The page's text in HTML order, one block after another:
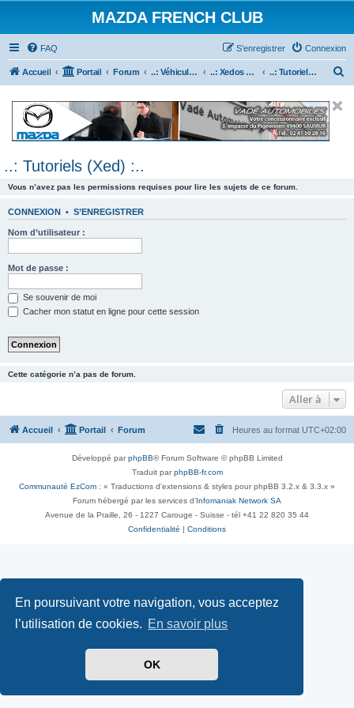
En poursuivant votre navigation, vous acceptez
l’utilisation de cookies. En savoir plus
OK
MAZDA FRENCH CLUB
FAQ Connexion
S’enregistrer
Accueil Portail Forum ..: Véhicules Mazda ancien (<2003) :.. ..: Xedos 6 & 9 :.. ..: Tutoriels (Xed) :..
e
..: Tutoriels (Xed) :..
Vous n’avez pas les permissions requises pour lire les sujets de ce forum.
CONNEXION • S’ENREGISTRER
Nom d’utilisateur :
Mot de passe :
Se souvenir de moi
Cacher mon statut en ligne pour cette session
Cette catégorie n’a pas de forum.
Aller à
Accueil Portail Forum Heures au format UTC+02:00
Développé parphpBB® Forum Software © phpBB Limited
Traduit parphpBB-fr.com
Communauté EzCom : « Traductions d'extensions & styles pour phpBB 3.2.x & 3.3.x »
Forum hébergé par les services d’ Infomaniak Network SA
Avenue de la Praille, 26 - 1227 Carouge - Suisse - tél +41 22 820 35 44
Confidentialité
Conditions